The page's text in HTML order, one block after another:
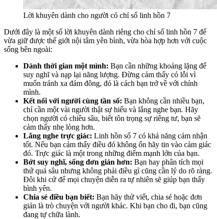
Lời khuyên dành cho người có chỉ số linh hồn 7
Dưới đây là một số lời khuyên dành riêng cho chỉ số linh hồn 7 để
vừa giữ được thế giới nội tâm yên bình, vừa hòa hợp hơn với cuộc
sống bên ngoài:
Dành thời gian một mình: Bạn cần những khoảng lặng để
suy nghĩ và nạp lại năng lượng. Đừng cảm thấy có lỗi vì
muốn tránh xa đám đông, đó là cách bạn trở về với chính
mình.
Kết nối với người cùng tần số: Bạn không cần nhiều bạn,
chỉ cần một vài người thật sự hiểu và lắng nghe bạn. Hãy
chọn người có chiều sâu, biết tôn trọng sự riêng tư, bạn sẽ
cảm thấy nhẹ lòng hơn.
Lắng nghe trực giác: Linh hồn số 7 có khả năng cảm nhận
tốt. Nếu bạn cảm thấy điều đó không ổn hãy tin vào cảm giác
đó. Trực giác là một trong những điểm mạnh lớn của bạn.
Bớt suy nghĩ, sống đơn giản hơn: Bạn hay phân tích mọi
thứ quá sâu nhưng không phải điều gì cũng cần lý do rõ ràng.
Đôi khi cứ để mọi chuyện diễn ra tự nhiên sẽ giúp bạn thấy
bình yên.
Chia sẻ điều bạn biết: Bạn hãy thử viết, chia sẻ hoặc đơn
giản là trò chuyện với người khác. Khi bạn cho đi, bạn cũng
đang tự chữa lành.